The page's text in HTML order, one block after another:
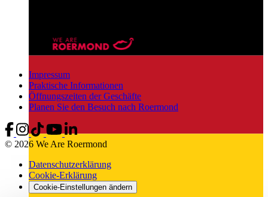
Impressum
Praktische Informationen
Öffnungszeiten der Geschäfte
Planen Sie den Besuch nach Roermond
© 2026 We Are Roermond
Datenschutzerklärung
Cookie-Erklärung
Cookie-Einstellungen ändern